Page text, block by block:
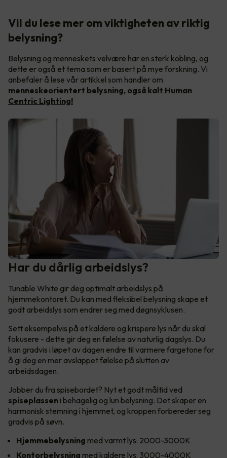
Vil du lese mer om viktigheten av riktig
belysning?
Belysning og menneskets velvære har en sterk kobling, og
dette er også et tema som er basert på mye forskning. Vi
anbefaler å lese vår artikkel som handler om
menneskeorientert belysning, også kalt Human
Centric Lighting!
Har du dårlig arbeidslys?
Tunable White gir deg optimalt arbeidslys på
hjemmekontoret. Du kan med fleksibel belysning skape et
godt arbeidslys som endrer seg med døgnsyklusen.
Sett eksempelvis på et kaldere og krispere lys når du skal
fokusere - dette gir deg en følelse av naturlig dagslys. Du
kan gradvis i løpet av dagen endre til varmere fargetone for
å gi deg en mer avslappet følelse på slutten av
arbeidsdagen.
Jobber du fra spisebordet? Nyt et godt måltid ved
spiseplassen i behagelig og lun belysning. Det skaper en
harmonisk stemning i hjemmet, og kroppen forbereder seg
gradvis på søvn.
Hjemmebelysning med varmt lys: 2000-3000K
Kontorbelysning med kaldere lys: 3000-4000K